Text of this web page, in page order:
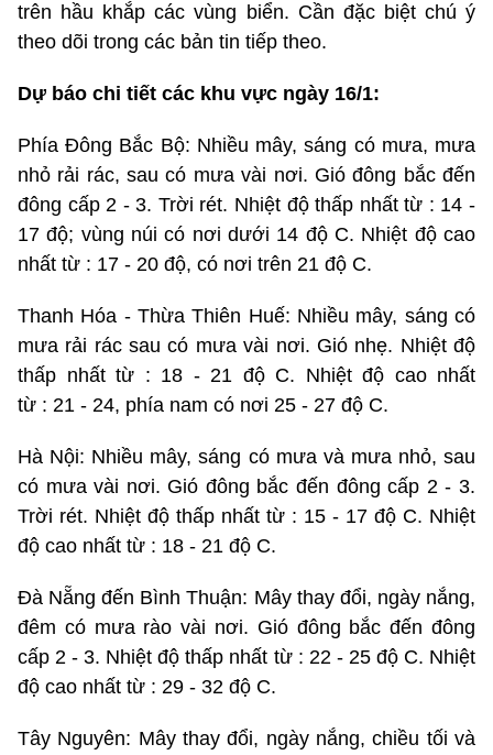
trên hầu khắp các vùng biển. Cần đặc biệt chú ý
theo dõi trong các bản tin tiếp theo.
Dự báo chi tiết các khu vực ngày 16/1:
Phía Đông Bắc Bộ: Nhiều mây, sáng có mưa, mưa
nhỏ rải rác, sau có mưa vài nơi. Gió đông bắc đến
đông cấp 2 - 3. Trời rét. Nhiệt độ thấp nhất từ : 14 -
17 độ; vùng núi có nơi dưới 14 độ C. Nhiệt độ cao
nhất từ : 17 - 20 độ, có nơi trên 21 độ C.
Thanh Hóa - Thừa Thiên Huế: Nhiều mây, sáng có
mưa rải rác sau có mưa vài nơi. Gió nhẹ. Nhiệt độ
thấp nhất từ : 18 - 21 độ C. Nhiệt độ cao nhất
từ : 21 - 24, phía nam có nơi 25 - 27 độ C.
Hà Nội: Nhiều mây, sáng có mưa và mưa nhỏ, sau
có mưa vài nơi. Gió đông bắc đến đông cấp 2 - 3.
Trời rét. Nhiệt độ thấp nhất từ : 15 - 17 độ C. Nhiệt
độ cao nhất từ : 18 - 21 độ C.
Đà Nẵng đến Bình Thuận: Mây thay đổi, ngày nắng,
đêm có mưa rào vài nơi. Gió đông bắc đến đông
cấp 2 - 3. Nhiệt độ thấp nhất từ : 22 - 25 độ C. Nhiệt
độ cao nhất từ : 29 - 32 độ C.
Tây Nguyên: Mây thay đổi, ngày nắng, chiều tối và